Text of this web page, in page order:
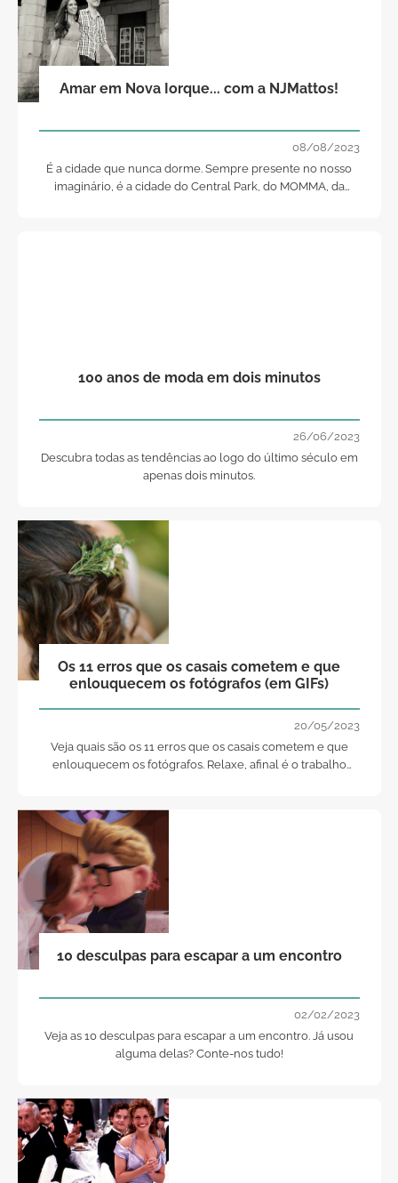
Amar em Nova Iorque... com a NJMattos!
08/08/2023
É a cidade que nunca dorme. Sempre presente no nosso
imaginário, é a cidade do Central Park, do MOMMA, da
100 anos de moda em dois minutos
26/06/2023
Descubra todas as tendências ao logo do último século em
apenas dois minutos.
Os 11 erros que os casais cometem e que
enlouquecem os fotógrafos (em GIFs)
20/05/2023
Veja quais são os 11 erros que os casais cometem e que
enlouquecem os fotógrafos. Relaxe, afinal é o trabalho
10 desculpas para escapar a um encontro
02/02/2023
Veja as 10 desculpas para escapar a um encontro. Já usou
alguma delas? Conte-nos tudo!